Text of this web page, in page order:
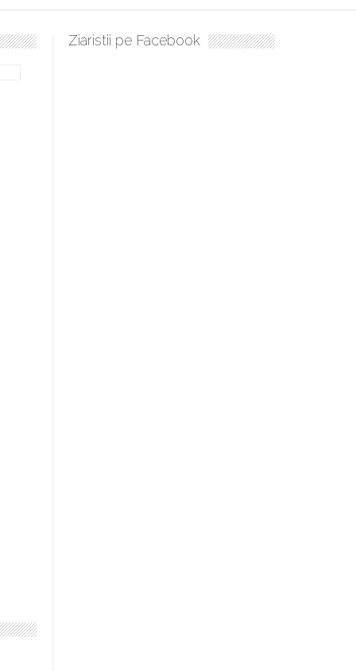
Sculați, sculați, boieri mari! Sara Nukina are nevoie de ajutorul
Ziaristii pe Facebook